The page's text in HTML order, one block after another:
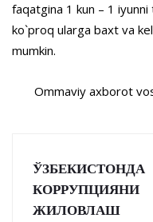
faqatgina 1 kun – 1
ko`proq ularga baxt va
mumkin.
Ommaviy axborot
ЎЗБЕКИСТОНДА
КОРРУПЦИЯНИ
ЖИЛОВЛАШ